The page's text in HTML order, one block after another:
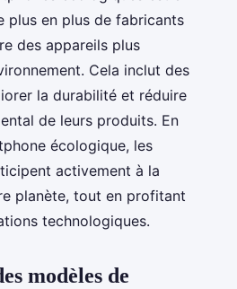
plus en plus de fabricants
des appareils plus
Cela inclut des
la durabilité et réduire
de leurs produits. En
écologique, les
activement à la
planète, tout en profitant
technologiques.
modèles de